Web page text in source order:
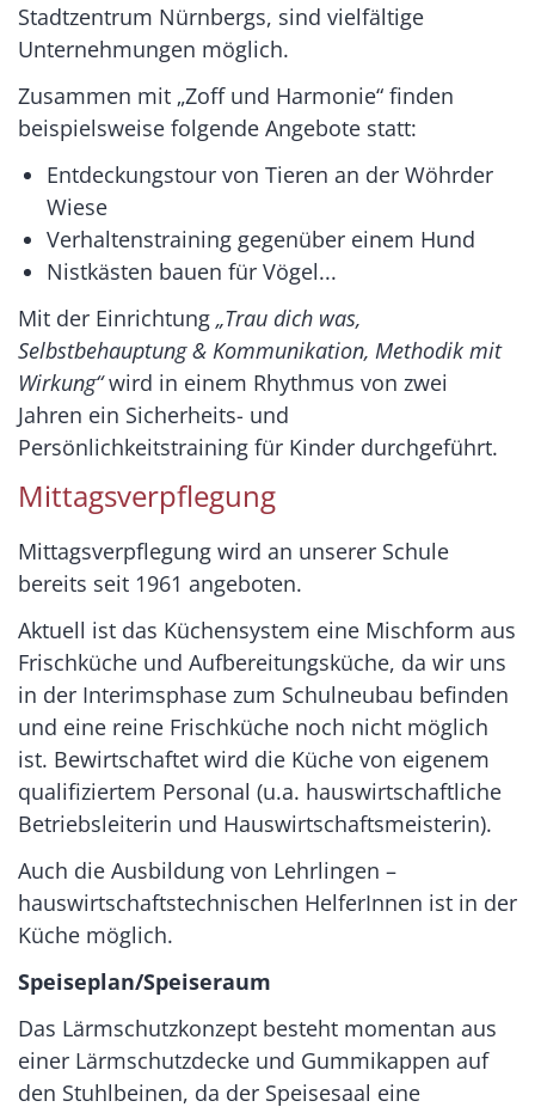
Stadtzentrum Nürnbergs, sind vielfältige
Unternehmungen möglich.
Zusammen mit „Zoff und Harmonie“ finden
beispielsweise folgende Angebote statt:
Entdeckungstour von Tieren an der Wöhrder
Wiese
Verhaltenstraining gegenüber einem Hund
Nistkästen bauen für Vögel...
Mit der Einrichtung „Trau dich was,
Selbstbehauptung & Kommunikation, Methodik mit
Wirkung“wird in einem Rhythmus von zwei
Jahren ein Sicherheits- und
Persönlichkeitstraining für Kinder durchgeführt.
Mittagsverpflegung
Mittagsverpflegung wird an unserer Schule
bereits seit 1961 angeboten.
Aktuell ist das Küchensystem eine Mischform aus
Frischküche und Aufbereitungsküche, da wir uns
in der Interimsphase zum Schulneubau befinden
und eine reine Frischküche noch nicht möglich
ist. Bewirtschaftet wird die Küche von eigenem
qualifiziertem Personal (u.a. hauswirtschaftliche
Betriebsleiterin und Hauswirtschaftsmeisterin).
Auch die Ausbildung von Lehrlingen –
hauswirtschaftstechnischen HelferInnen ist in der
Küche möglich.
Speiseplan/Speiseraum
Das Lärmschutzkonzept besteht momentan aus
einer Lärmschutzdecke und Gummikappen auf
den Stuhlbeinen, da der Speisesaal eine